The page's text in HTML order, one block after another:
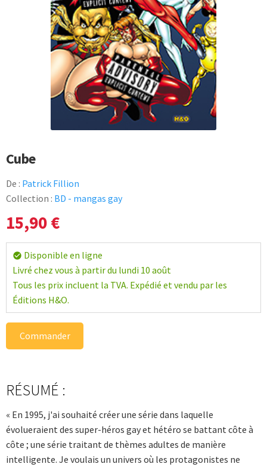
Cube
De : Patrick Fillion
Collection : BD - mangas gay
15,90€
check_circle Disponible en ligne
Livré chez vous à partir du lundi 10 août
Tous les prix incluent la TVA. Expédié et vendu par les
Éditions H&O.
Commander
RÉSUMÉ :
« En 1995, j'ai souhaité créer une série dans laquelle
évolueraient des super-héros gay et hétéro se battant côte à
côte ; une série traitant de thèmes adultes de manière
intelligente. Je voulais un univers où les protagonistes ne